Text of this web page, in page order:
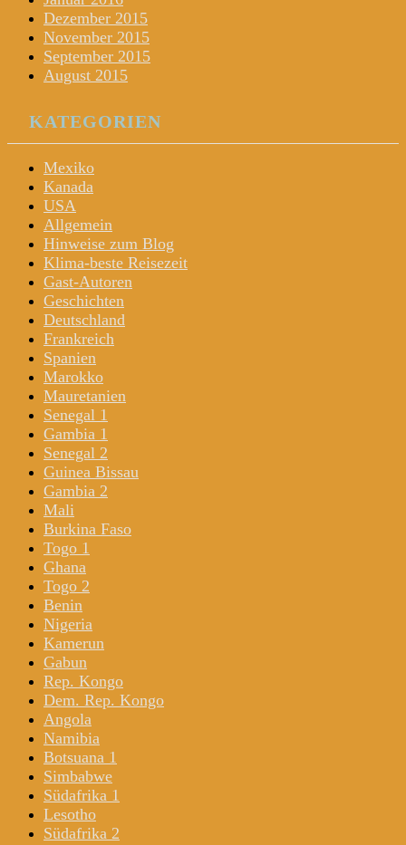
Dezember 2015
November 2015
September 2015
August 2015
KATEGORIEN
Mexiko
Kanada
USA
Allgemein
Hinweise zum Blog
Klima-beste Reisezeit
Gast-Autoren
Geschichten
Deutschland
Frankreich
Spanien
Marokko
Mauretanien
Senegal 1
Gambia 1
Senegal 2
Guinea Bissau
Gambia 2
Mali
Burkina Faso
Togo 1
Ghana
Togo 2
Benin
Nigeria
Kamerun
Gabun
Rep. Kongo
Dem. Rep. Kongo
Angola
Namibia
Botsuana 1
Simbabwe
Südafrika 1
Lesotho
Südafrika 2